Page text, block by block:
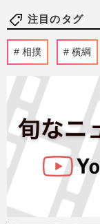
注目のタグ
相撲 横綱